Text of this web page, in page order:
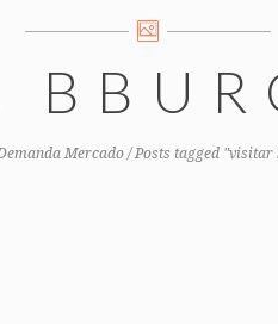
Mercado/Posts tagged "visitar